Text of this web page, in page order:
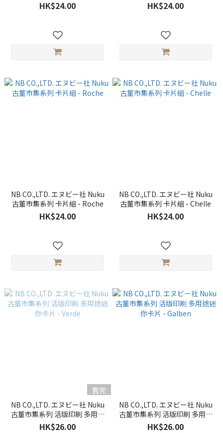
HK$24.00 HK$24.00
NB CO.,LTD. エヌビー社 Nuku
古董市集系列 卡片組 - Roche
HK$24.00
NB CO.,LTD. エヌビー社 Nuku
古董市集系列 卡片組 - Chelle
HK$24.00
售完
NB CO.,LTD. エヌビー社 Nuku
古董市集系列 活版印刷 多用途
迷你卡片 - Verde
HK$26.00
NB CO.,LTD. エヌビー社 Nuku
古董市集系列 活版印刷 多用途
迷你卡片 - Galben
HK$26.00